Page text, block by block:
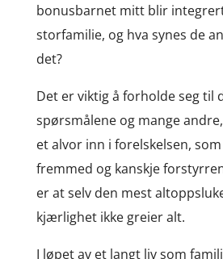
bonusbarnet mitt blir
storfamilie, og hva synes de
det?
Det er viktig å forholde seg til
spørsmålene og mange
et alvor inn i forelskelsen,
fremmed og kanskje
er at selv den mest
kjærlighet ikke greier alt.
I løpet av et langt liv som